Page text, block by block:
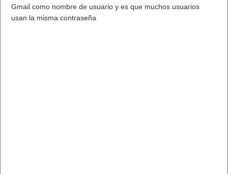
Gmail como nombre de usuario y es que muchos usuarios
usan la misma contraseña